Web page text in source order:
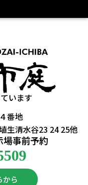
います
番地
生清水谷23 24 25他
場事前予約
から